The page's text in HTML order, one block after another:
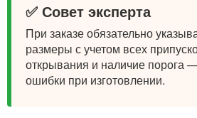
✅ Совет эксперта
При заказе обязательно
размеры с учетом всех
открывания и наличие порога
ошибки при изготовлении.